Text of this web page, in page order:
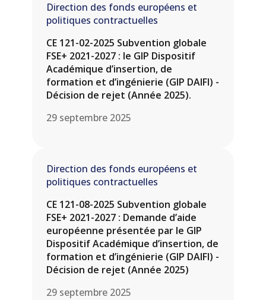
Direction des fonds européens et
politiques contractuelles
CE 121-02-2025 Subvention globale
FSE+ 2021-2027 : le GIP Dispositif
Académique d’insertion, de
formation et d’ingénierie (GIP DAIFI) -
Décision de rejet (Année 2025).
29 septembre 2025
Direction des fonds européens et
politiques contractuelles
CE 121-08-2025 Subvention globale
FSE+ 2021-2027 : Demande d’aide
européenne présentée par le GIP
Dispositif Académique d’insertion, de
formation et d’ingénierie (GIP DAIFI) -
Décision de rejet (Année 2025)
29 septembre 2025